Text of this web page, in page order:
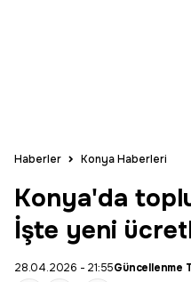
Haberler Konya Haberleri
Konya'da
İşte yeni
28.04.2026 - 21:55Güncellenme